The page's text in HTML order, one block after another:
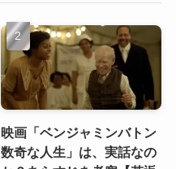
映画「ベンジャミンバトン
数奇な人生」は、実話なの